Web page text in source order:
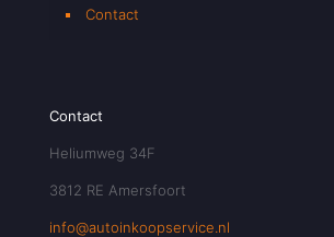
Contact
Contact
Heliumweg 34F
3812 RE Amersfoort
info@autoinkoopservice.nl